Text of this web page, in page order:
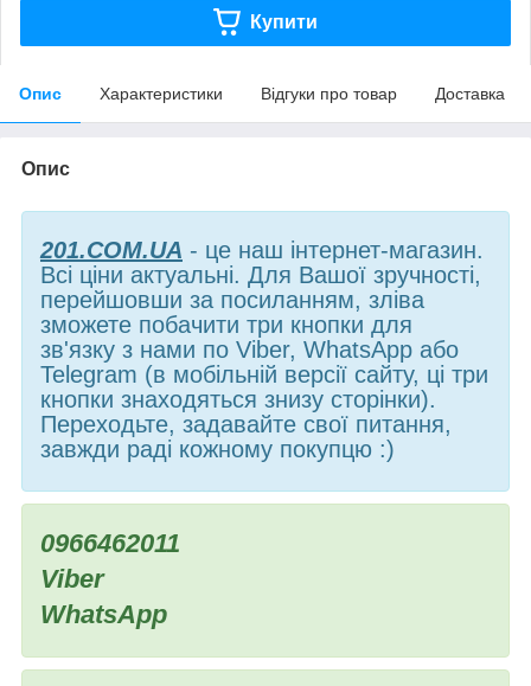
Купити
Опис Характеристики Відгуки про товар Доставка
Опис
201.COM.UA - це наш інтернет-магазин.
Всі ціни актуальні. Для Вашої зручності,
перейшовши за посиланням, зліва
зможете побачити три кнопки для
зв'язку з нами по Viber, WhatsApp або
Telegram (в мобільній версії сайту, ці три
кнопки знаходяться знизу сторінки).
Переходьте, задавайте свої питання,
завжди раді кожному покупцю :)
0966462011
Viber
WhatsApp